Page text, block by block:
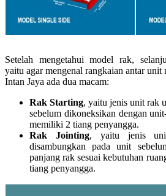
Setelah mengetahui model rak,
yaitu agar mengenal rangkaian antar
Intan Jaya ada dua macam:
Rak Starting, yaitu jenis unit rak
sebelum dikoneksikan dengan
memiliki 2 tiang penyangga.
Rak Jointing, yaitu jenis
disambungkan pada unit
panjang rak sesuai kebutuhan
tiang penyangga.